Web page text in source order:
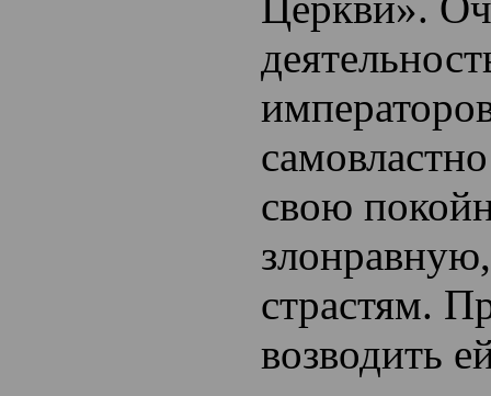
свою
страстям.
возводить